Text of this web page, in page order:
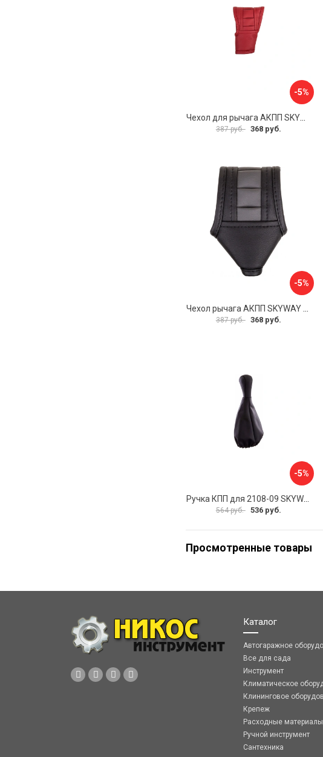
-5%
Чехол для рычага АКПП SKYWAY S06201015
387 руб. 368 руб.
-5%
387 руб. 368 руб.
-5%
564 руб. 536 руб.
Просмотренные товары
Каталог
Автогаражное
Все для сада
Инструмент
Климатическое
Клининговое
Крепеж
Расходные материалы
Ручной инструмент
Сантехника